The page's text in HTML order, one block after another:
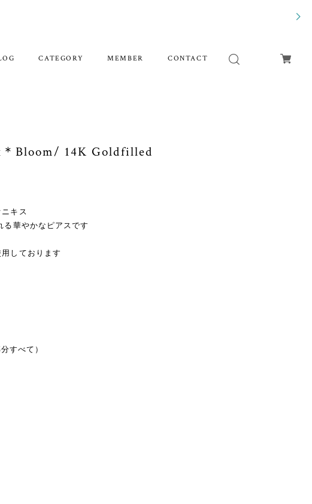
CATEGORY MEMBER CONTACT
＊Bloom/ 14K Goldfilled
キス
る華やかなピアスです
しております
すべて）